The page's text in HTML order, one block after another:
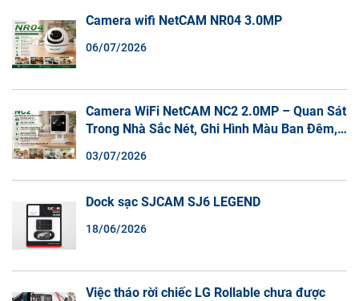
Camera wifi NetCAM NR04 3.0MP
06/07/2026
Camera WiFi NetCAM NC2 2.0MP – Quan Sát
Trong Nhà Sắc Nét, Ghi Hình Màu Ban Đêm,
03/07/2026
Dock sạc SJCAM SJ6 LEGEND
18/06/2026
Việc tháo rời chiếc LG Rollable chưa được